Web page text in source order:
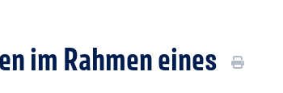
im Rahmen eines